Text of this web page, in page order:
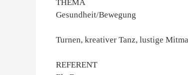
THEMA
Gesundheit/Bewegung
Turnen, kreativer Tanz, lustige
REFERENT